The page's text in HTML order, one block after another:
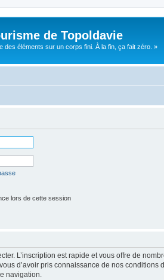
de Topoldavie
des éléments sur un corps fini. À la fin, ça fait zéro. »
lors de cette session
L’inscription est rapide et vous offre de
d’avoir pris connaissance de nos
navigation.